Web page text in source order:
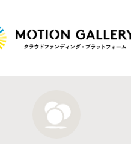
新着プロジェクト